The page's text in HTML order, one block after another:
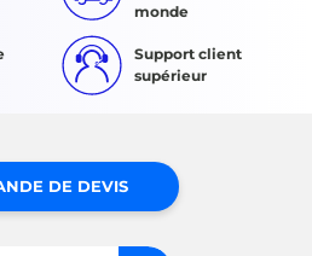
monde
Support client
supérieur
DE DEVIS